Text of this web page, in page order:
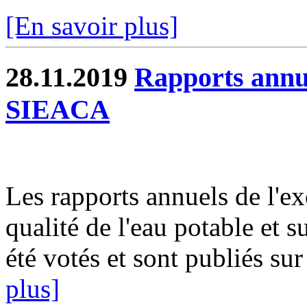
[En savoir plus]
28.11.2019 Rapports
SIEACA
Les rapports annuels de
qualité de l'eau potable et
été votés et sont publiés
plus]